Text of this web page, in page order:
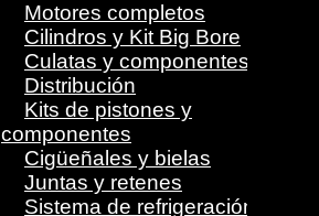
Motores completos
Cilindros y Kit Big Bore
Culatas y componentes
Distribución
Kits de pistones y
componentes
Cigüeñales y bielas
Juntas y retenes
Sistema de refrigeración